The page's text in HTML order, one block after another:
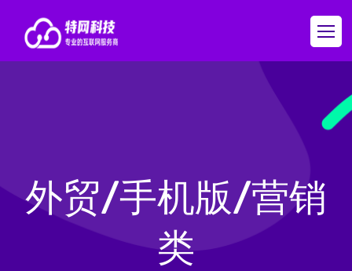
外贸/手机版/营销
类